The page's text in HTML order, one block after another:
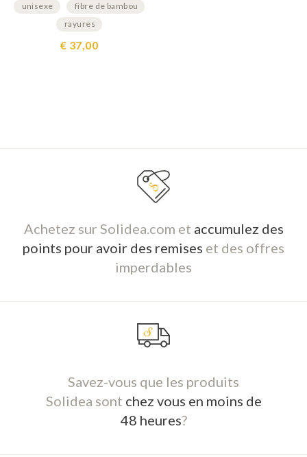
unisexe
fibre de bambou
rayures
€ 37,00
Savez-vous que les produits
Solidea sont chez vous en moins de
48 heures?
Achetez sur Solidea.com et accumulez des
points pour avoir des remises et des offres
imperdables